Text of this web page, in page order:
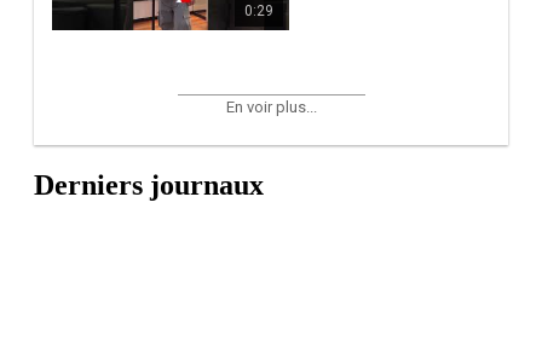
0:29
En voir plus...
Derniers journaux